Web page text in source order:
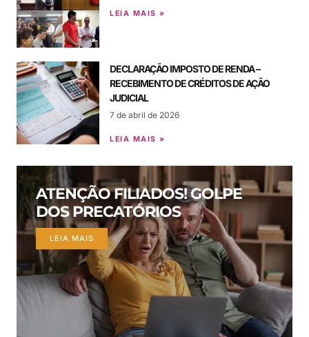
LEIA MAIS »
DECLARAÇÃO IMPOSTO DE RENDA –
RECEBIMENTO DE CRÉDITOS DE AÇÃO
JUDICIAL
7 de abril de 2026
LEIA MAIS »
ATENÇÃO FILIADOS! GOLPE
DOS PRECATÓRIOS
LEIA MAIS